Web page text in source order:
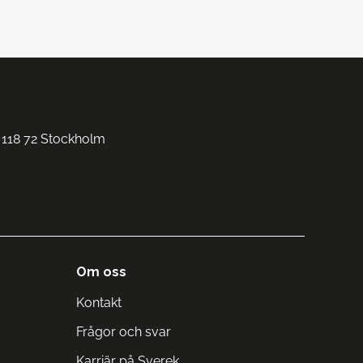
72 Stockholm
Om oss
Kontakt
Frågor och svar